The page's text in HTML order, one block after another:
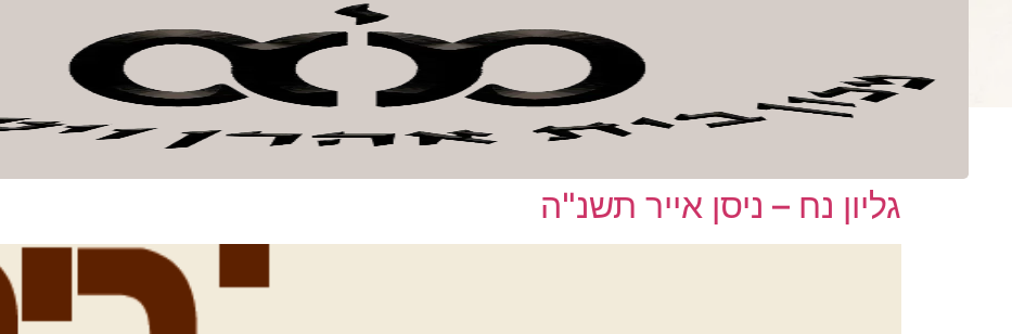
ספרים קובץ בית אהרן וישראל חנות קהילה אודות המכון צור קשר
מספר גליון: נח
גליון נח – ניסן אייר תשנ"ה